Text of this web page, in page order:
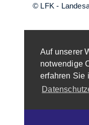
Auf unserer
notwendige
erfahren Sie
© LFK -